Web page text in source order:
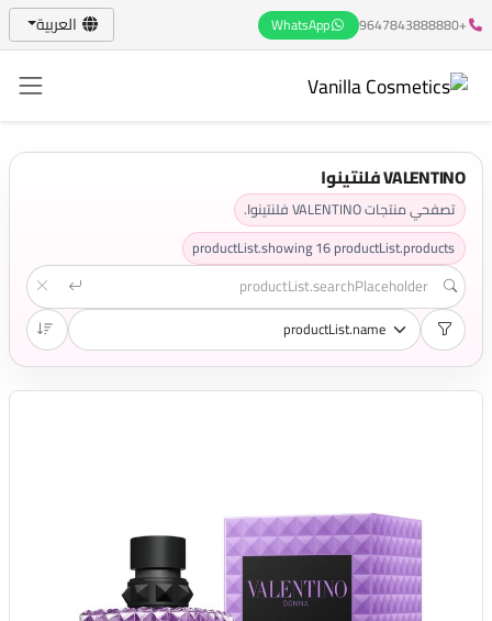
+9647843888880
WhatsApp العربية
VALENTINO فلنتينوا
تصفحي منتجات VALENTINO فلنتينوا.
productList.showing16productList.products